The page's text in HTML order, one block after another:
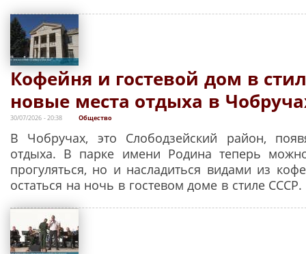
Кофейня и гостевой дом в
новые места отдыха в
30/07/2026 - 20:38 Общество
В Чобручах, это Слободзейский район,
отдыха. В парке имени Родина теперь
прогуляться, но и насладиться видами из
остаться на ночь в гостевом доме в стиле СССР.